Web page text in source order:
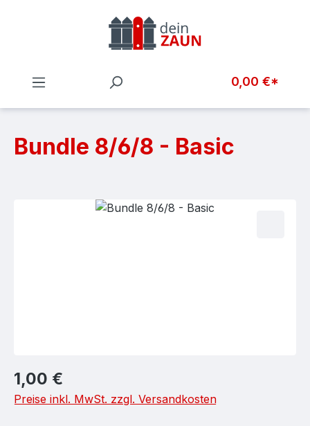
Zum Hauptinhalt springen
0,00 €*
Bundle 8/6/8 - Basic
Bildergalerie überspringen
Regulärer Preis:
1,00 €
Preise inkl. MwSt. zzgl. Versandkosten